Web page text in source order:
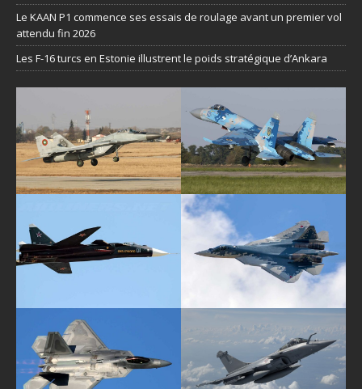
Le KAAN P1 commence ses essais de roulage avant un premier vol
attendu fin 2026
Les F-16 turcs en Estonie illustrent le poids stratégique d’Ankara